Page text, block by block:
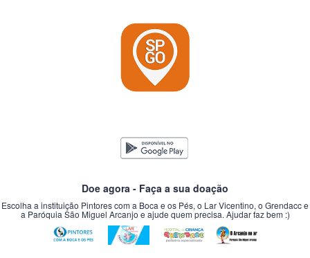
Doe agora - Faça a sua doação
Escolha a instituição Pintores com a Boca e os Pés, o Lar Vicentino, o Grendacc e
a Paróquia São Miguel Arcanjo e ajude quem precisa. Ajudar faz bem :)